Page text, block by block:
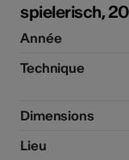
spielerisch,
Année
Technique
Dimensions
Lieu